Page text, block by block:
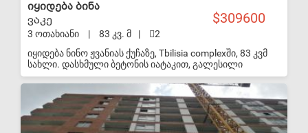
309600
იყიდება ბინა
ვაკე
3 ოთახიანი | 83 კვ. მ |
2
იყიდება ნინო ჟვანიას ქუჩაზე, Tbilisia complexში, 83 კვმ
სახლი. დასხმული ბეტონის იატაკით, გალესილი
დამუშავებული კედლებით, კარფანჯარა ჩასმული
S-VIP